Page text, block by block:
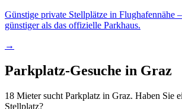
Günstige private Stellplätze in Flughafennähe
günstiger als das offizielle Parkhaus.
→
Parkplatz-Gesuche in Graz
18 Mieter sucht Parkplatz in Graz. Haben Sie
Stellplatz?